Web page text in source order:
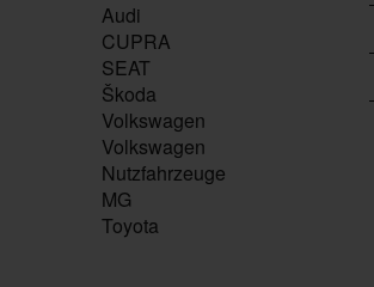
Audi
CUPRA
SEAT
Škoda
Volkswagen
Volkswagen
Nutzfahrzeuge
MG
Toyota